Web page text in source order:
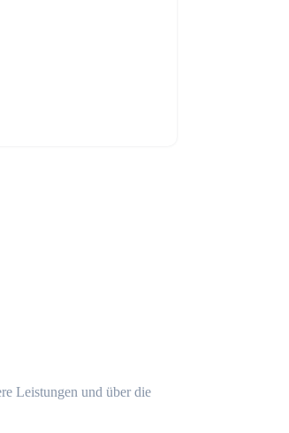
Leistungen und über die